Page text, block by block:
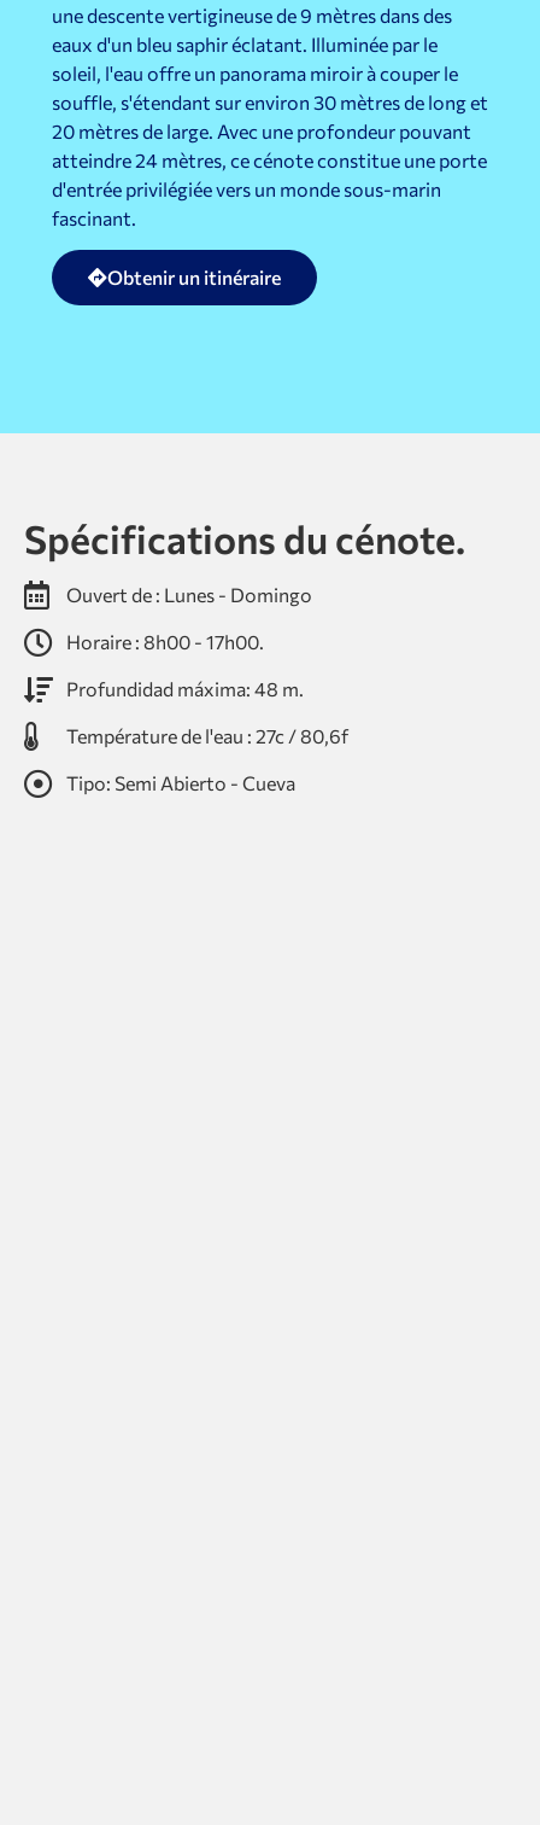
une descente vertigineuse de 9 mètres dans des
eaux d'un bleu saphir éclatant. Illuminée par le
soleil, l'eau offre un panorama miroir à couper le
souffle, s'étendant sur environ 30 mètres de long et
20 mètres de large. Avec une profondeur pouvant
atteindre 24 mètres, ce cénote constitue une porte
d'entrée privilégiée vers un monde sous-marin
fascinant.
Obtenir un itinéraire
Spécifications du cénote.
Ouvert de : Lunes - Domingo
Horaire : 8h00 - 17h00.
Profundidad máxima: 48 m.
Température de l'eau : 27c / 80,6f
Tipo: Semi Abierto - Cueva